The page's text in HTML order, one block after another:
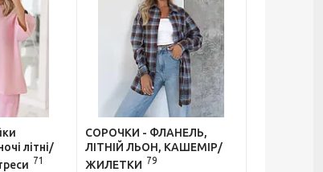
літні/
71
СОРОЧКИ - ФЛАНЕЛЬ,
ЛІТНІЙ ЛЬОН, КАШЕМІР/
ЖИЛЕТКИ 79